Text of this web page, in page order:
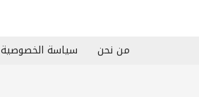
من نحن سياسة الخصوصية